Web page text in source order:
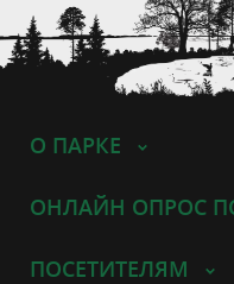
О ПАРКЕ
ОНЛАЙН ОПРОС
ПОСЕТИТЕЛЯМ